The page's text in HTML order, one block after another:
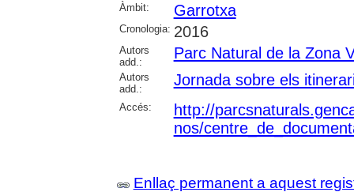
Àmbit:
Garrotxa
Cronologia: 2016
Autors
add.:
Parc Natural de la Zona
Autors
add.:
Jornada sobre els
Accés:
http://
nos/
Enllaç permanent a aquest